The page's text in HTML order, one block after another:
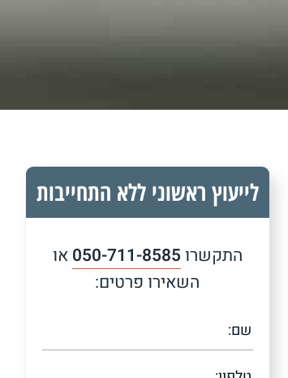
לייעוץ ראשוני ללא התחייבות
התקשרו 050-711-8585או
השאירו פרטים: